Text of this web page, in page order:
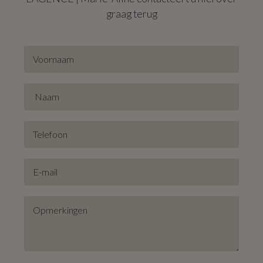
Hij grenst aan de smaakvolle badkamer met zijn strakke
gasten hoeft te delen.
karaktervolle elementen omhelst ieder interieur en
renovatie.
vondst in een fancy buurt!
graag terug